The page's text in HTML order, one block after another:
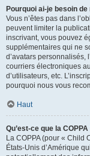
Pourquoi ai-je besoin de
Vous n’êtes pas dans
peuvent limiter la
inscrivant, vous pouvez
supplémentaires qui ne
d’avatars personnalisés,
courriers électroniques
d’utilisateurs, etc.
pourquoi nous vous
Haut
Qu’est-ce que la COPPA
La COPPA (pour « Child
États-Unis d’Amérique